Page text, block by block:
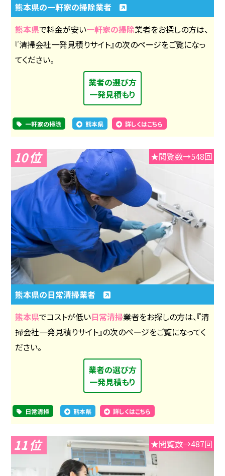
熊本県の一軒家の掃除業者
熊本県で料金が安い一軒家の掃除業者をお探しの方は、
『清掃会社一発見積りサイト』の次のページをご覧になっ
てください。
業者の選び方
一発見積もり
一軒家の掃除 熊本県 詳しくはこちら
10 ★閲覧数→548回
熊本県の日常清掃業者
熊本県でコストが低い日常清掃業者をお探しの方は、『清
掃会社一発見積りサイト』の次のページをご覧になってく
ださい。
業者の選び方
一発見積もり
日常清掃 熊本県 詳しくはこちら
11 ★閲覧数→487回